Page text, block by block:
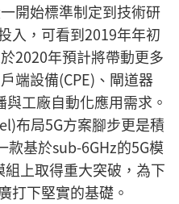
開始標準制定到技術研
入，可看到2019年年初
2020年預計將帶動更多
端設備(CPE)、閘道器
工廠自動化應用需求。
布局5G方案腳步更是積
款基於sub-6GHz的5G模
上取得重大突破，為下
打下堅實的基礎。